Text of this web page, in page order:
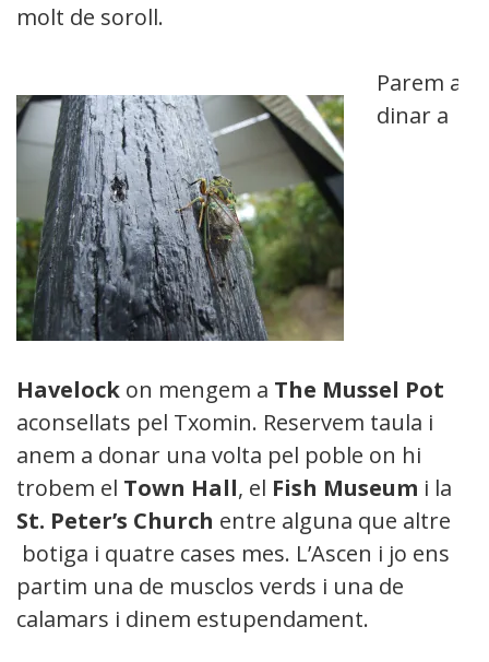
molt de soroll.
Parem a
dinar a
Havelock on mengem a The Mussel Pot
aconsellats pel Txomin. Reservem taula i
anem a donar una volta pel poble on hi
trobem el Town Hall, el Fish Museum i la
St. Peter’s Church entre alguna que altre
botiga i quatre cases mes. L’Ascen i jo ens
partim una de musclos verds i una de
calamars i dinem estupendament.